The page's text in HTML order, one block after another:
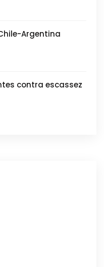
Argentina
contra escassez